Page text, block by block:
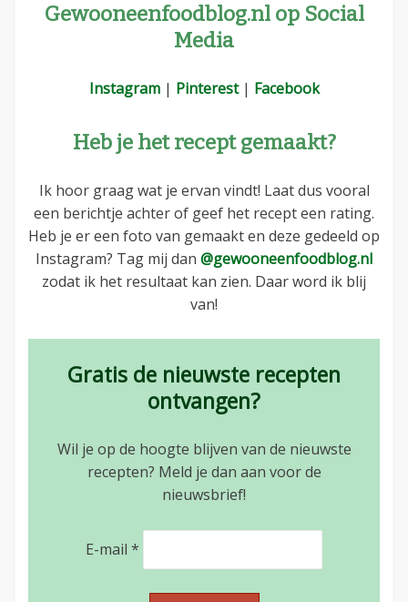
Gewooneenfoodblog.nl op Social
Media
Instagram| Pinterest| Facebook
Heb je het recept gemaakt?
Ik hoor graag wat je ervan vindt! Laat dus vooral
een berichtje achter of geef het recept een rating.
Heb je er een foto van gemaakt en deze gedeeld op
Instagram? Tag mij dan @gewooneenfoodblog.nl
zodat ik het resultaat kan zien. Daar word ik blij
van!
Gratis de nieuwste recepten
ontvangen?
Wil je op de hoogte blijven van de nieuwste
recepten? Meld je dan aan voor de
nieuwsbrief!
E-mail *